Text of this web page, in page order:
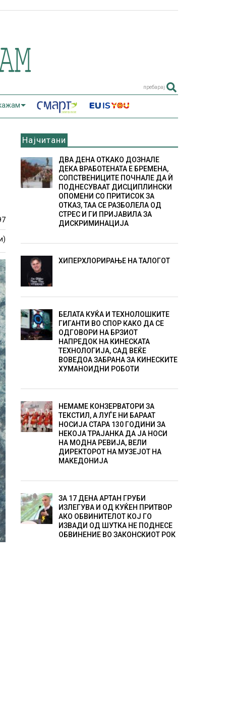
пребарај
Најчитани
ДВА ДЕНА ОТКАКО ДОЗНАЛЕ
ДЕКА ВРАБОТЕНАТА Е БРЕМЕНА,
СОПСТВЕНИЦИТЕ ПОЧНАЛЕ ДА Ѝ
ПОДНЕСУВААТ ДИСЦИПЛИНСКИ
ОПОМЕНИ СО ПРИТИСОК ЗА
ОТКАЗ, ТАА СЕ РАЗБОЛЕЛА ОД
СТРЕС И ГИ ПРИЈАВИЛА ЗА
ДИСКРИМИНАЦИЈА
ХИПЕРХЛОРИРАЊЕ НА ТАЛОГОТ
БЕЛАТА КУЌА И ТЕХНОЛОШКИТЕ
ГИГАНТИ ВО СПОР КАКО ДА СЕ
ОДГОВОРИ НА БРЗИОТ
НАПРЕДОК НА КИНЕСКАТА
ТЕХНОЛОГИЈА, САД ВЕЌЕ
ВОВЕДОА ЗАБРАНА ЗА КИНЕСКИТЕ
ХУМАНОИДНИ РОБОТИ
НЕМАМЕ КОНЗЕРВАТОРИ ЗА
ТЕКСТИЛ, А ЛУЃЕ НИ БАРААТ
НОСИЈА СТАРА 130 ГОДИНИ ЗА
НЕКОЈА ТРАЈАНКА ДА ЈА НОСИ
НА МОДНА РЕВИЈА, ВЕЛИ
ДИРЕКТОРОТ НА МУЗЕЈОТ НА
МАКЕДОНИЈА
ЗА 17 ДЕНА АРТАН ГРУБИ
ИЗЛЕГУВА И ОД КУЌЕН ПРИТВОР
АКО ОБВИНИТЕЛОТ КОЈ ГО
ИЗВАДИ ОД ШУТКА НЕ ПОДНЕСЕ
ОБВИНЕНИЕ ВО ЗАКОНСКИОТ РОК